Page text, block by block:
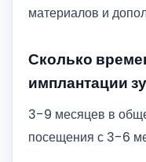
материалов и
Сколько
имплантации
3-9 месяцев в
посещения с 3-6